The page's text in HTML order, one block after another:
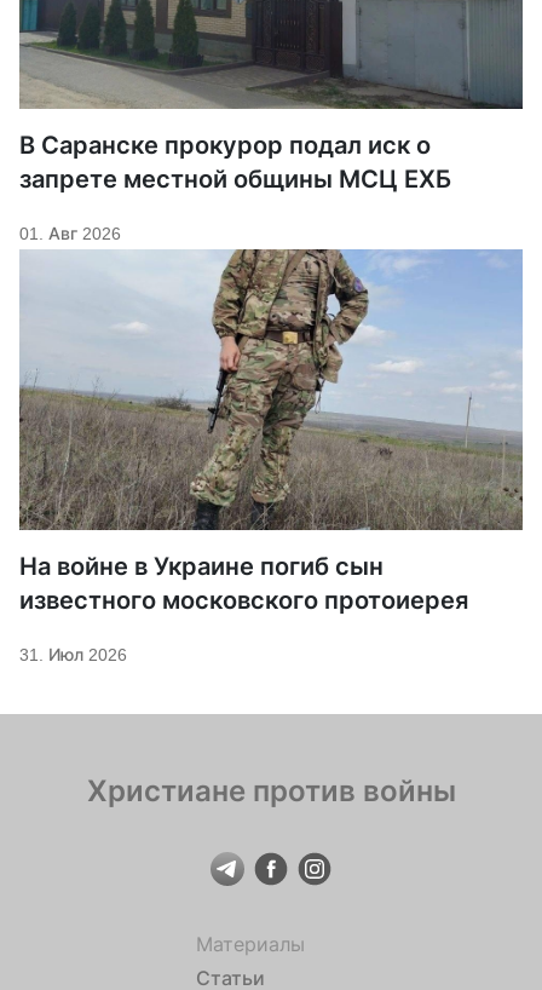
В Саранске прокурор подал иск о
запрете местной общины МСЦ ЕХБ
01. Авг 2026
На войне в Украине погиб сын
известного московского протоиерея
31. Июл 2026
Христиане против войны
Материалы
Статьи